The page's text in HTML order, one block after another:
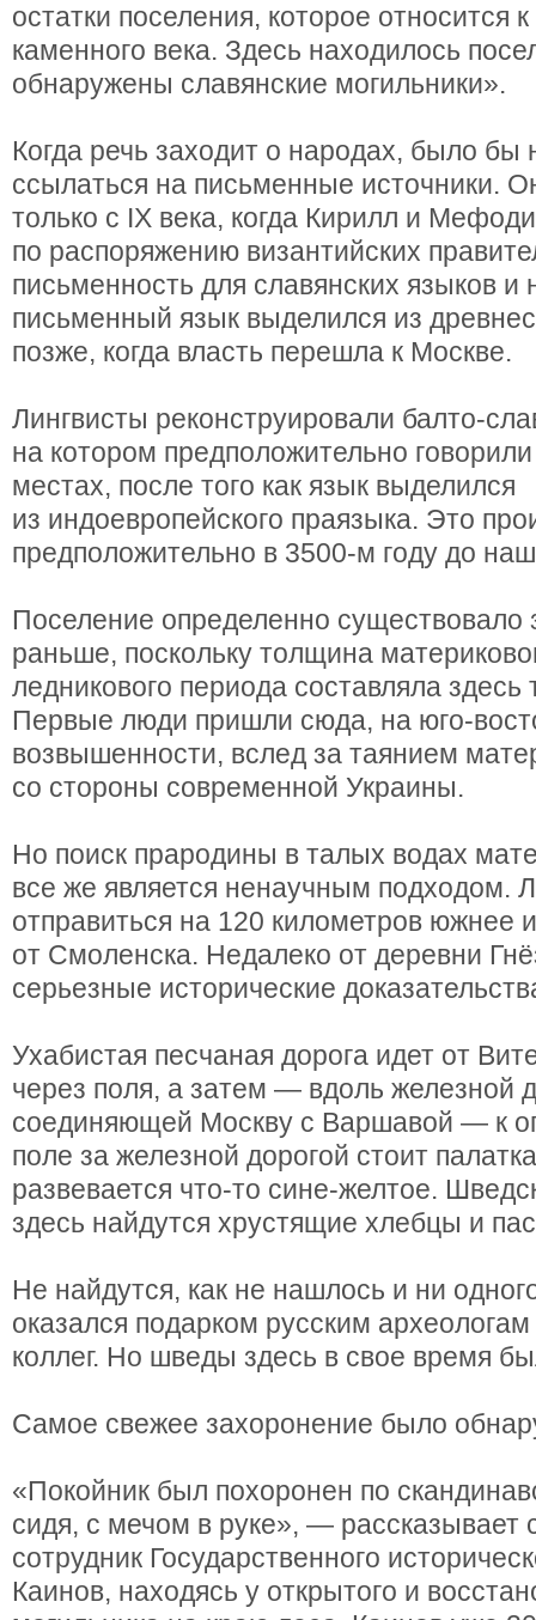
остатки поселения, которое относится
каменного века. Здесь находилось
обнаружены славянские могильники».
Когда речь заходит о народах, было бы
ссылаться на письменные источники.
только с IX века, когда Кирилл и
по распоряжению византийских
письменность для славянских языков и
письменный язык выделился из
позже, когда власть перешла к Москве.
Лингвисты реконструировали балто-
на котором предположительно
местах, после того как язык выделился
из индоевропейского праязыка. Это
предположительно в 3500-м году до
Поселение определенно существовало
раньше, поскольку толщина
ледникового периода составляла здесь
Первые люди пришли сюда, на юго-
возвышенности, вслед за таянием
со стороны современной Украины.
Но поиск прародины в талых водах
все же является ненаучным подходом.
отправиться на 120 километров южнее
от Смоленска. Недалеко от деревни
серьезные исторические
Ухабистая песчаная дорога идет от
через поля, а затем — вдоль железной
соединяющей Москву с Варшавой — к
поле за железной дорогой стоит
развевается что-то сине-желтое.
здесь найдутся хрустящие хлебцы и
Не найдутся, как не нашлось и ни
оказался подарком русским
коллег. Но шведы здесь в свое время
Самое свежее захоронение было
«Покойник был похоронен по
сидя, с мечом в руке», — рассказывает
сотрудник Государственного
Каинов, находясь у открытого и